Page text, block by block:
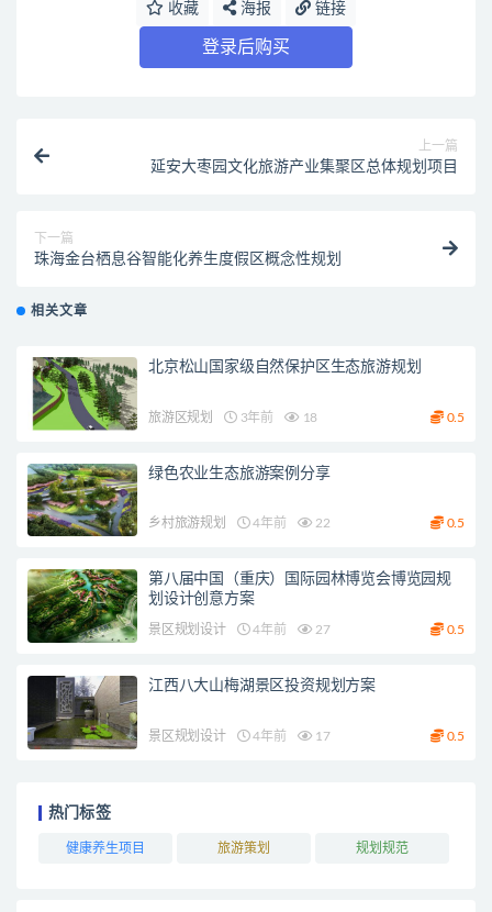
收藏 海报 链接
登录后购买
上一篇
延安大枣园文化旅游产业集聚区总体规划项目
下一篇
珠海金台栖息谷智能化养生度假区概念性规划
相关文章
北京松山国家级自然保护区生态旅游规划
旅游区规划 3年前 18 0.5
绿色农业生态旅游案例分享
乡村旅游规划 4年前 22 0.5
第八届中国（重庆）国际园林博览会博览园规
划设计创意方案
景区规划设计 4年前 27 0.5
江西八大山梅湖景区投资规划方案
景区规划设计 4年前 17 0.5
热门标签
健康养生项目 旅游策划 规划规范